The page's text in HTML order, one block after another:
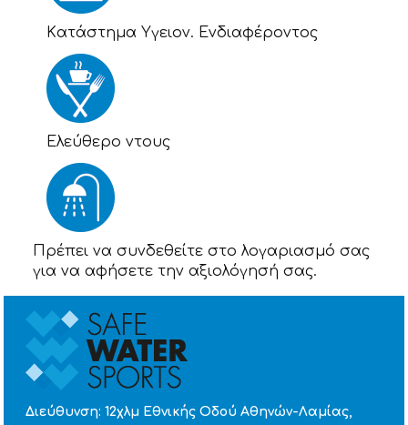
Kατάστημα Υγειον. Ενδιαφέροντος
Eλεύθερο ντους
Πρέπει να συνδεθείτε στο λογαριασμό σας
για να αφήσετε την αξιολόγησή σας.
Διεύθυνση: 12χλμ Εθνικής Οδού Αθηνών-Λαμίας,